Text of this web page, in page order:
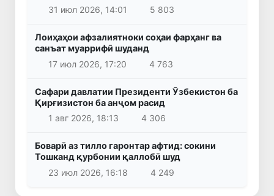
31 июл 2026, 14:01
5 803
Лоиҳаҳои афзалиятноки соҳаи фарҳанг ва
санъат муаррифӣ шуданд
17 июл 2026, 17:20
4 763
Сафари давлатии Президенти Ӯзбекистон ба
Қирғизистон ба анҷом расид
1 авг 2026, 18:13
4 306
Боварӣ аз тилло гаронтар афтид: сокини
Тошканд қурбонии қаллобӣ шуд
23 июл 2026, 16:18
4 249